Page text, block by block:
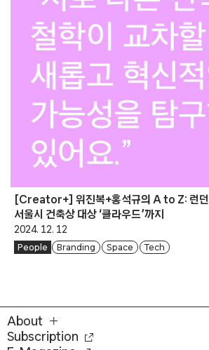
[Creator+] 위진복+홍석규의 A to Z: 런던
서울시 건축상 대상 ‘클라우드’까지
2024. 12. 12
People Branding Space Tech
About
Subscription